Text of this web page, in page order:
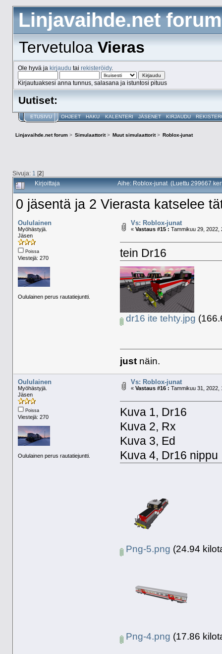
Linjavaihde.net forum
TervetuloaVieras
Ole hyvä ja kirjaudu tai rekisteröidy.
Kirjautuaksesi anna tunnus, salasana ja istuntosi pituus
Uutiset:
ETUSIVU OHJEET HAKU KALENTERI JÄSENET KIRJAUDU
Linjavaihde.net forum> Simulaattorit> Muut simulaattorit> Roblox-junat
Sivuja: 1 [2]
Kirjoittaja Aihe: Roblox-junat (Luettu 299667
0 jäsentä ja 2 Vierasta katselee
Oululainen
Myöhästyjä.
Jäsen
Poissa
Viestejä: 270
Oululainen perus rautatiejuntti.
Vs: Roblox-junat
« Vastaus #15 : Tammikuu 29, 2022,
tein Dr16
dr16 ite tehty.jpg
just näin.
Oululainen
Myöhästyjä.
Jäsen
Poissa
Viestejä: 270
Oululainen perus rautatiejuntti.
Vs: Roblox-junat
« Vastaus #16 : Tammikuu 31, 2022,
Kuva 1, Dr16
Kuva 2, Rx
Kuva 3, Ed
Kuva 4, Dr16 nippu
Png-5.png (24.94
Png-4.png (17.86